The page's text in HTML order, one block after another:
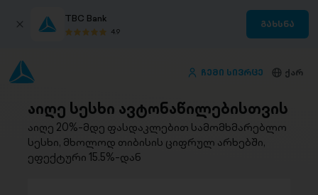
TBC Bank
4.9
გახსნა
ჩემი სივრცე ქარ
აიღე სესხი ავტონაწილებისთვის
აიღე 20%-მდე ფასდაკლებით სამომხმარებლო
სესხი, მხოლოდ თიბისის ციფრულ არხებში,
ეფექტური 15.5%-დან